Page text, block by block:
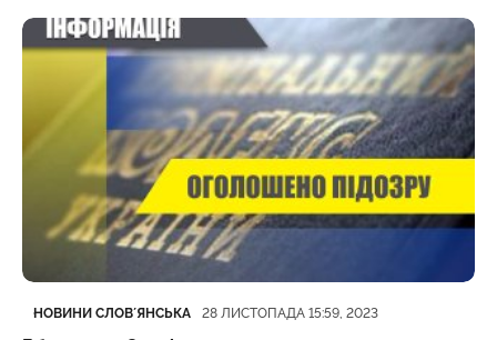
Категорія
НОВИНИ СЛОВʼЯНСЬКА
Дата публікації 28 ЛИСТОПАДА 15:59, 2023